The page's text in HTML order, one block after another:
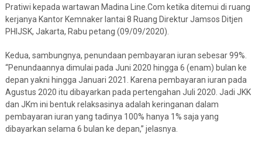
Pratiwi kepada wartawan Madina Line.Com ketika ditemui di ruang
kerjanya Kantor Kemnaker lantai 8 Ruang Direktur Jamsos Ditjen
PHIJSK, Jakarta, Rabu petang (09/09/2020).
Kedua, sambungnya, penundaan pembayaran iuran sebesar 99%.
“Penundaannya dimulai pada Juni 2020 hingga 6 (enam) bulan ke
depan yakni hingga Januari 2021. Karena pembayaran iuran pada
Agustus 2020 itu dibayarkan pada pertengahan Juli 2020. Jadi JKK
dan JKm ini bentuk relaksasinya adalah keringanan dalam
pembayaran iuran yang tadinya 100% hanya 1% saja yang
dibayarkan selama 6 bulan ke depan,” jelasnya.